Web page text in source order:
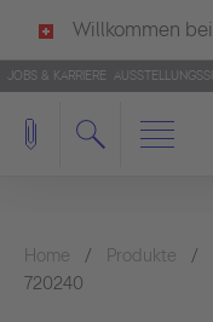
Willkommen
deutsch als Ihre Sprache
Français Italiano
JOBS & KARRIERE
Home Produkte
720240